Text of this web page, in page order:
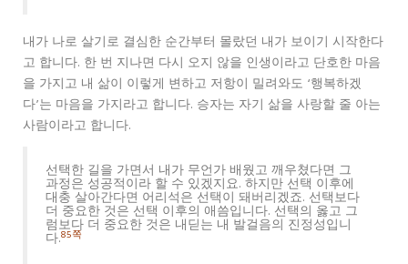
내가 나로 살기로 결심한 순간부터 몰랐던 내가 보이기 시작한다
고 합니다. 한 번 지나면 다시 오지 않을 인생이라고 단호한 마음
을 가지고 내 삶이 이렇게 변하고 저항이 밀려와도 ‘행복하겠
다’는 마음을 가지라고 합니다. 승자는 자기 삶을 사랑할 줄 아는
사람이라고 합니다.
선택한 길을 가면서 내가 무언가 배웠고 깨우쳤다면 그
과정은 성공적이라 할 수 있겠지요. 하지만 선택 이후에
대충 살아간다면 어리석은 선택이 돼버리겠죠. 선택보다
더 중요한 것은 선택 이후의 애씀입니다. 선택의 옳고 그
럼보다 더 중요한 것은 내딛는 내 발걸음의 진정성입니
다.85쪽